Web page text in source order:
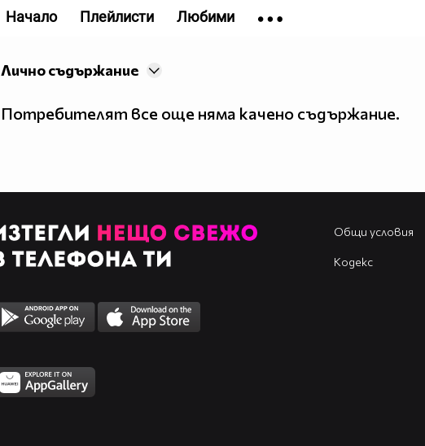
Лично съдържание
Потребителят все още няма качено съдържание.
Начало Плейлисти Любими
Общи условия
Кодекс